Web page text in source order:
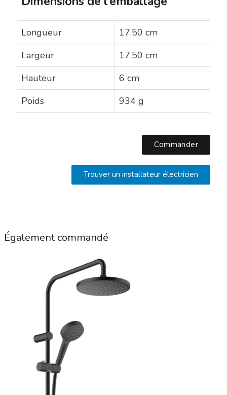
Longueur
17.50 cm
Largeur
17.50 cm
Hauteur
6 cm
Poids
934 g
Commander
Trouver un installateur électricien
Également commandé